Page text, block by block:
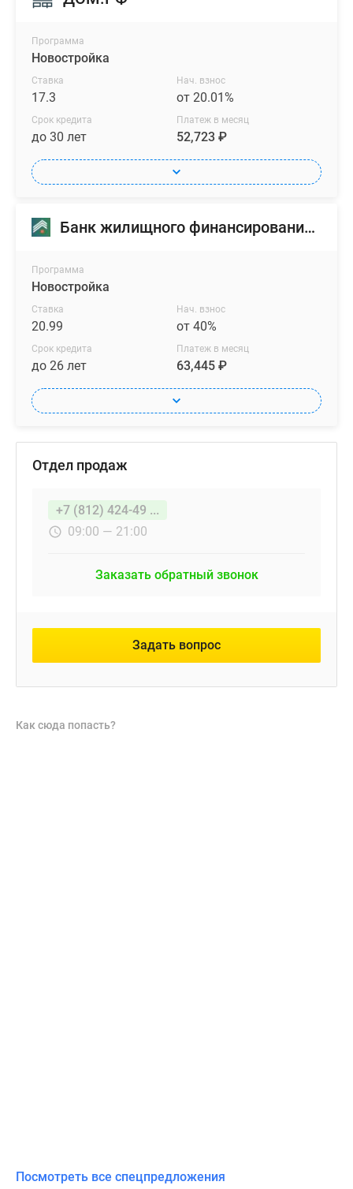
Программа
Новостройка
Ставка
17.3
Нач. взнос
от 20.01%
Срок кредита
до 30 лет
Платеж в месяц
52,723 ₽
Банк жилищного финансирования (БЖФ)
Программа
Новостройка
Ставка
20.99
Нач. взнос
от 40%
Срок кредита
до 26 лет
Платеж в месяц
63,445 ₽
Отдел продаж
+7 (812) 424-49 ...
09:00 — 21:00
Заказать обратный звонок
Задать вопрос
Как сюда попасть?
Посмотреть все спецпредложения